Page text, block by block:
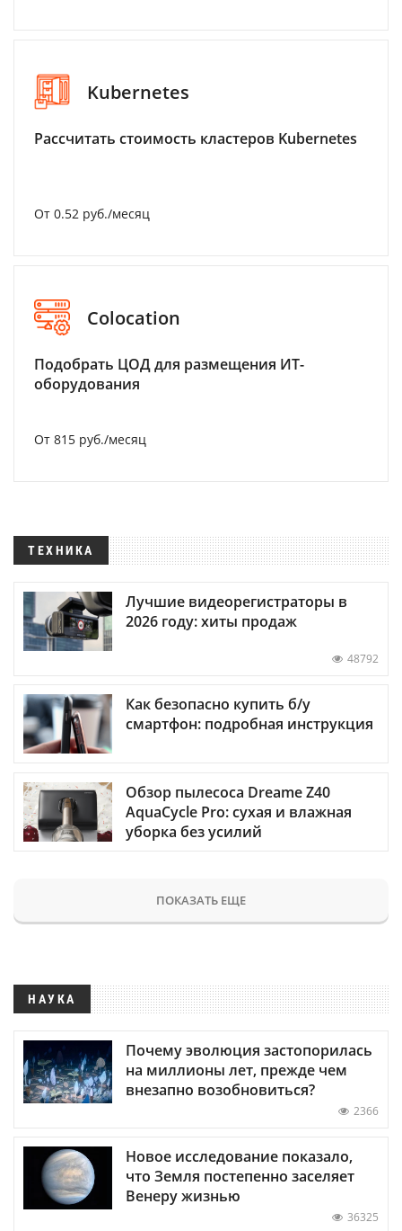
Kubernetes
Рассчитать стоимость кластеров Kubernetes
От 0.52 руб./месяц
Colocation
Подобрать ЦОД для размещения ИТ-
оборудования
От 815 руб./месяц
ТЕХНИКА
Лучшие видеорегистраторы в
2026 году: хиты продаж
48792
Как безопасно купить б/у
смартфон: подробная инструкция
Обзор пылесоса Dreame Z40
AquaCycle Pro: сухая и влажная
уборка без усилий
ПОКАЗАТЬ ЕЩЕ
НАУКА
Почему эволюция застопорилась
на миллионы лет, прежде чем
внезапно возобновиться?
2366
Новое исследование показало,
что Земля постепенно заселяет
Венеру жизнью
36325